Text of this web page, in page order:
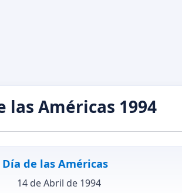
las Américas 1994
Día de las Américas
14 de Abril de 1994